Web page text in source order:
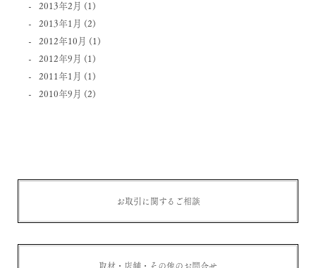
2013年2月 (1)
2013年1月 (2)
2012年10月 (1)
2012年9月 (1)
2011年1月 (1)
2010年9月 (2)
お取引に関するご相談